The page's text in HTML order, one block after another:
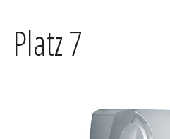
Platz 7